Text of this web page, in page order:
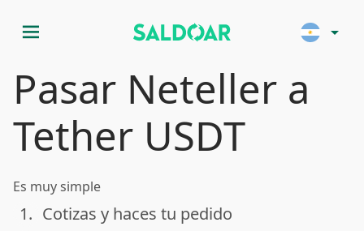
menu arrow_drop_down
Pasar Neteller a
Tether USDT
Es muy simple
done
1. Cotizas y haces tu pedido